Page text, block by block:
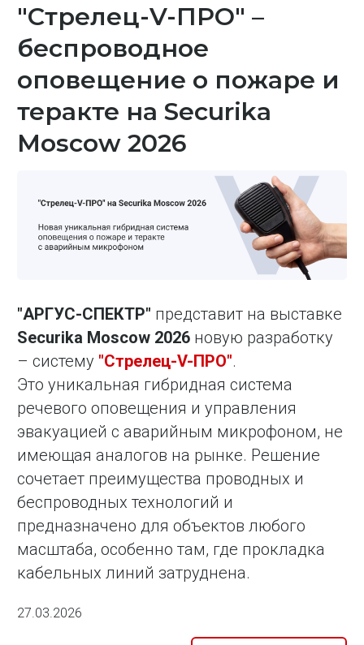
"Стрелец-V-ПРО" –
беспроводное
оповещение о пожаре и
теракте на Securika
Moscow 2026
"АРГУС-СПЕКТР" представит на выставке
Securika Moscow 2026 новую разработку
– систему "Стрелец-V-ПРО".
Это уникальная гибридная система
речевого оповещения и управления
эвакуацией с аварийным микрофоном, не
имеющая аналогов на рынке. Решение
сочетает преимущества проводных и
беспроводных технологий и
предназначено для объектов любого
масштаба, особенно там, где прокладка
кабельных линий затруднена.
27.03.2026